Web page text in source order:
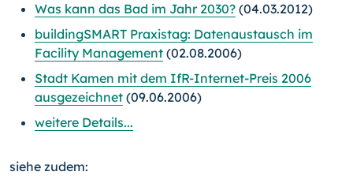
Was kann das Bad im Jahr 2030? (04.03.2012)
buildingSMART Praxistag: Datenaustausch im
Facility Management (02.08.2006)
Stadt Kamen mit dem IfR-Internet-Preis 2006
ausgezeichnet (09.06.2006)
weitere Details...
siehe zudem: